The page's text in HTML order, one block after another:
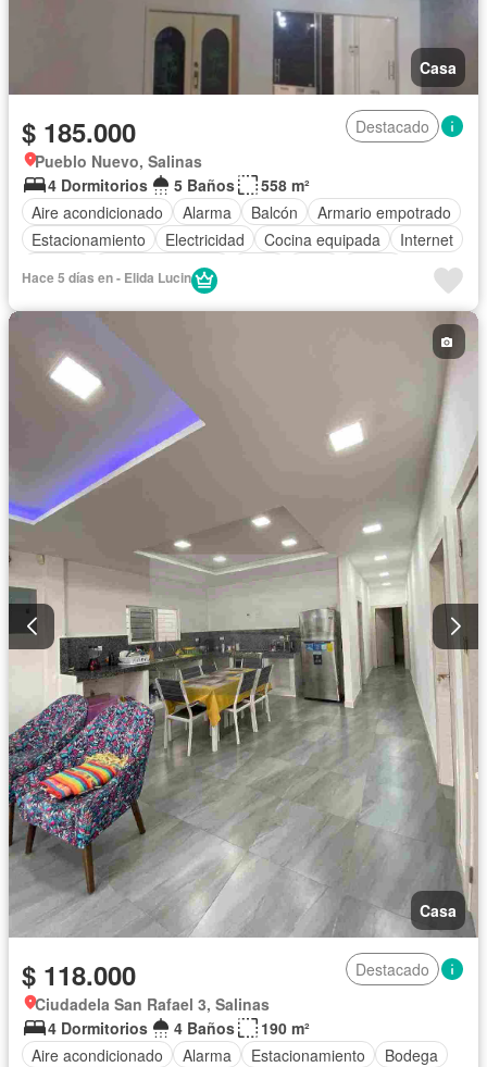
Casa
$ 185.000
Destacado
Pueblo Nuevo, Salinas
4 Dormitorios
5 Baños
558 m²
Aire acondicionado
Alarma Balcón
Armario empotrado
Estacionamiento
Electricidad Cocina equipada
Internet
Vista panorámica
Wifi
Hace 5 días en - Elida Lucin
Casa
$ 118.000
Destacado
Ciudadela San Rafael 3, Salinas
4 Dormitorios
4 Baños
190 m²
Aire acondicionado
Alarma Estacionamiento
Bodega